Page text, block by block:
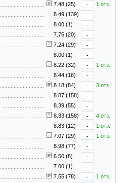
7.48 (25) -
1 отз.
8.49 (139)
-
8.00 (1)
-
7.75 (20)
-
7.24 (29)
-
8.00 (1)
-
8.22 (32) -
1 отз.
8.44 (16)
-
8.18 (84) -
3 отз.
8.87 (158)
-
8.39 (55)
-
8.33 (158) -
4 отз.
8.83 (12) -
1 отз.
7.07 (29) -
1 отз.
8.98 (77)
-
6.50 (8)
-
7.00 (1)
-
7.55 (78) -
1 отз.